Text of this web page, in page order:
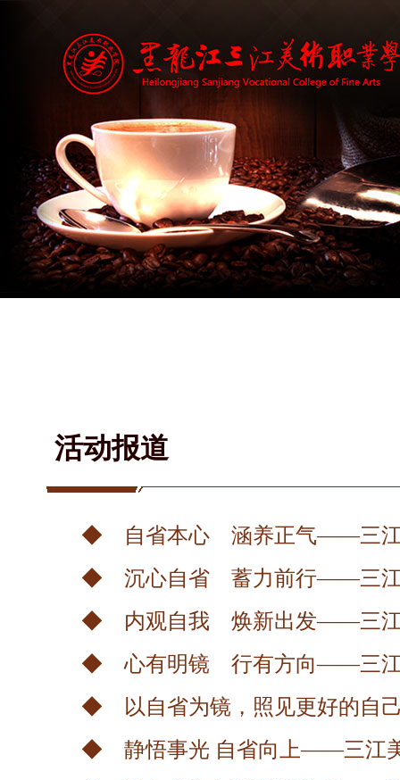
活动报道
◆ 自省本心 涵养正气——三江
◆ 沉心自省 蓄力前行——三江
◆ 内观自我 焕新出发——三江
◆ 心有明镜 行有方向——三江
◆ 以自省为镜，照见更好的自
◆ 静悟事光 自省向上——三江美